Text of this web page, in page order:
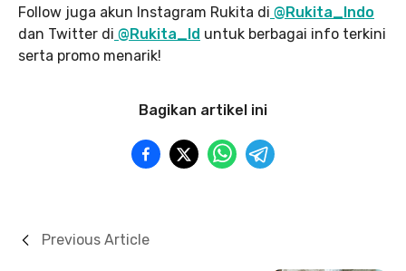
Follow juga akun Instagram Rukita di @Rukita_Indo
dan Twitter di @Rukita_Id untuk berbagai info terkini
serta promo menarik!
Bagikan artikel ini
Previous Article